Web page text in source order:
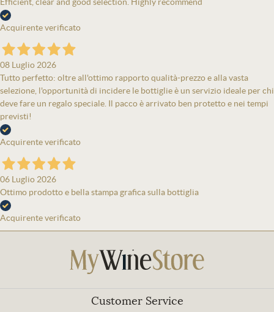
Acquirente verificato
08 Luglio 2026
Tutto perfetto: oltre all'ottimo rapporto qualità-prezzo e alla vasta
selezione, l'opportunità di incidere le bottiglie è un servizio ideale per chi
deve fare un regalo speciale. Il pacco è arrivato ben protetto e nei tempi
previsti!
Acquirente verificato
06 Luglio 2026
Ottimo prodotto e bella stampa grafica sulla bottiglia
Acquirente verificato
Customer Service